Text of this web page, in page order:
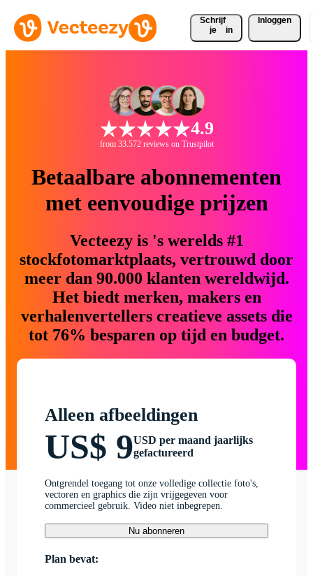
Schrijf
je
in
Inloggen
4.9
from 33.572 reviews on Trustpilot
Betaalbare abonnementen
met eenvoudige prijzen
Vecteezy is 's werelds #1
stockfotomarktplaats, vertrouwd door
meer dan 90.000 klanten wereldwijd.
Het biedt merken, makers en
verhalenvertellers creatieve assets die
tot 76% besparen op tijd en budget.
Alleen afbeeldingen
US$ 9USD per maand jaarlijks
gefactureerd
Ontgrendel toegang tot onze volledige collectie foto's,
vectoren en graphics die zijn vrijgegeven voor
commercieel gebruik. Video niet inbegrepen.
Nu abonneren
Plan bevat: